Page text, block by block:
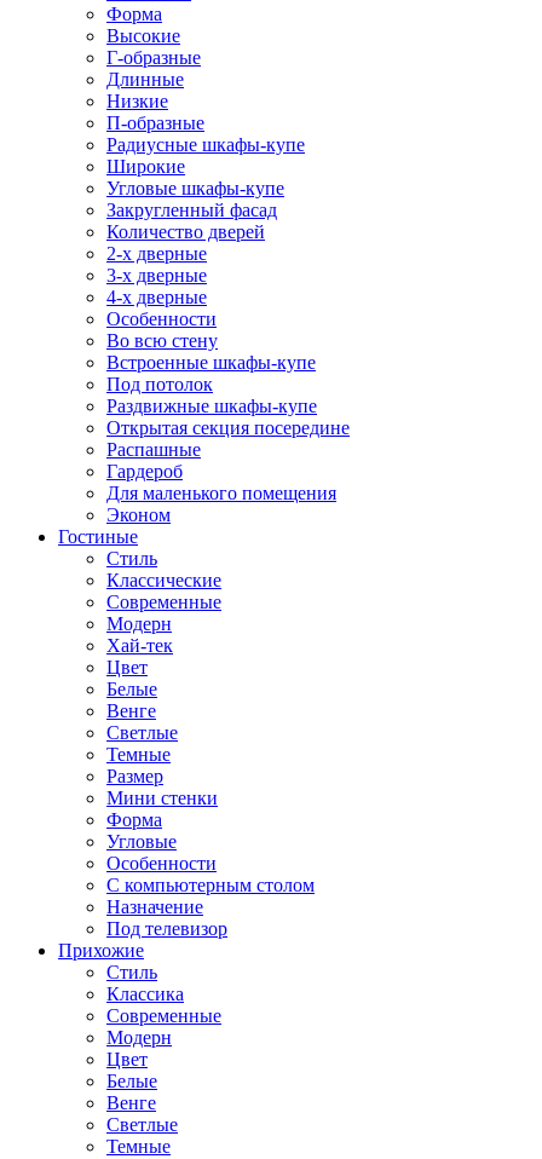
Форма
Высокие
Г-образные
Длинные
Низкие
П-образные
Радиусные шкафы-купе
Широкие
Угловые шкафы-купе
Закругленный фасад
Количество дверей
2-х дверные
3-х дверные
4-х дверные
Особенности
Во всю стену
Встроенные шкафы-купе
Под потолок
Раздвижные шкафы-купе
Открытая секция посередине
Распашные
Гардероб
Для маленького помещения
Эконом
Гостиные
Стиль
Классические
Современные
Модерн
Хай-тек
Цвет
Белые
Венге
Светлые
Темные
Размер
Мини стенки
Форма
Угловые
Особенности
С компьютерным столом
Назначение
Под телевизор
Прихожие
Стиль
Классика
Современные
Модерн
Цвет
Белые
Венге
Светлые
Темные